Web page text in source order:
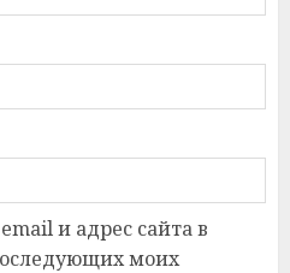
и адрес сайта в
моих